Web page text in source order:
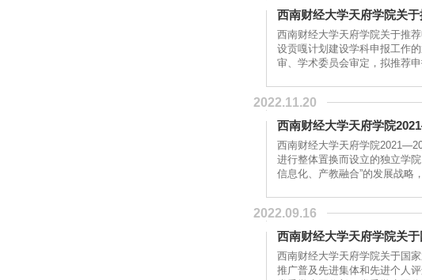
西南财经大学天府学院关
西南财经大学天府学院关于推
设贡嘎计划建设学科申报工作
审、学术委员会审定，拟推荐
2022.11.20
西南财经大学天府学院
西南财经大学天府学院
进行整体置换而设立的独立学
信息化、产教融合”的发展战略
2022.09.16
西南财经大学天府学院关
西南财经大学天府学院关于国
推广普及先进集体和先进个人